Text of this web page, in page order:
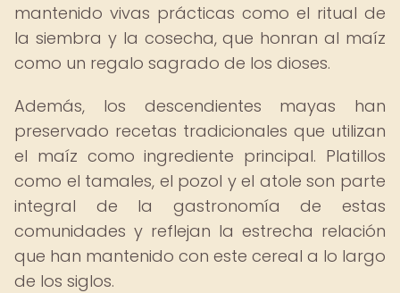
mantenido vivas prácticas como el ritual de
la siembra y la cosecha, que honran al maíz
como un regalo sagrado de los dioses.
Además, los descendientes mayas han
preservado recetas tradicionales que utilizan
el maíz como ingrediente principal. Platillos
como el tamales, el pozol y el atole son parte
integral de la gastronomía de estas
comunidades y reflejan la estrecha relación
que han mantenido con este cereal a lo largo
de los siglos.